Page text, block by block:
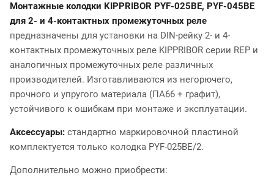
Монтажные колодки KIPPRIBOR PYF-025BE, PYF-045BE
для 2- и 4-контактных промежуточных реле
предназначены для установки на DIN-рейку 2- и 4-
контактных промежуточных реле KIPPRIBOR серии REP и
аналогичных промежуточных реле различных
производителей. Изготавливаются из негорючего,
прочного и упругого материала (ПА66 + графит),
устойчивого к ошибкам при монтаже и эксплуатации.
Аксессуары: стандартно маркировочной пластиной
комплектуется только колодка PYF-025BE/2.
Дополнительно можно приобрести: